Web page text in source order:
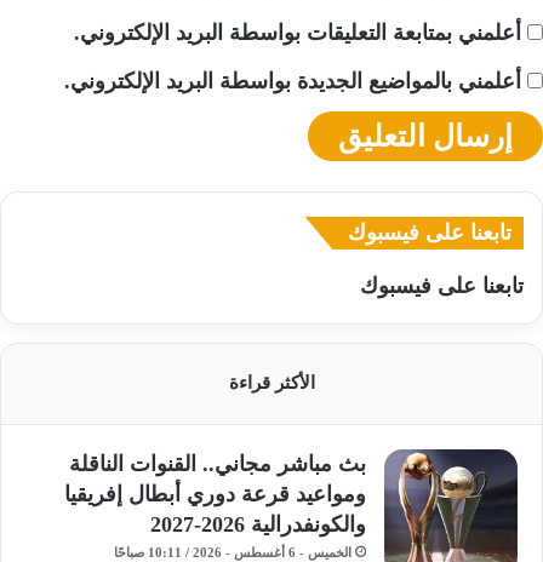
أعلمني بمتابعة التعليقات بواسطة البريد الإلكتروني.
أعلمني بالمواضيع الجديدة بواسطة البريد الإلكتروني.
تابعنا على فيسبوك
تابعنا على فيسبوك
الأكثر قراءة
بث مباشر مجاني.. القنوات الناقلة
ومواعيد قرعة دوري أبطال إفريقيا
والكونفدرالية 2026-2027
الخميس - 6 أغسطس - 2026 / 10:11 صباحًا